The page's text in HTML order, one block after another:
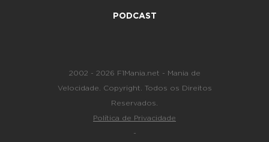
PODCAST
2002 - 2026 F1Mania.net - Mania de
Velocidade. Copyright. Todos os Direitos
Reservados.
Política de Privacidade
-